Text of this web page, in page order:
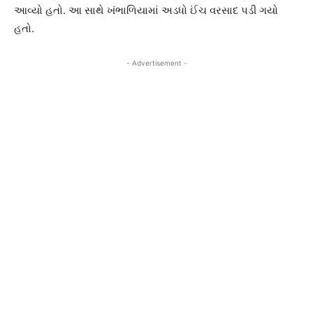
આવ્યો હતો. આ સાથે ખંભાળિયામાં અડધો ઈંચ વરસાદ પડી ગયો
હતો.
- Advertisement -